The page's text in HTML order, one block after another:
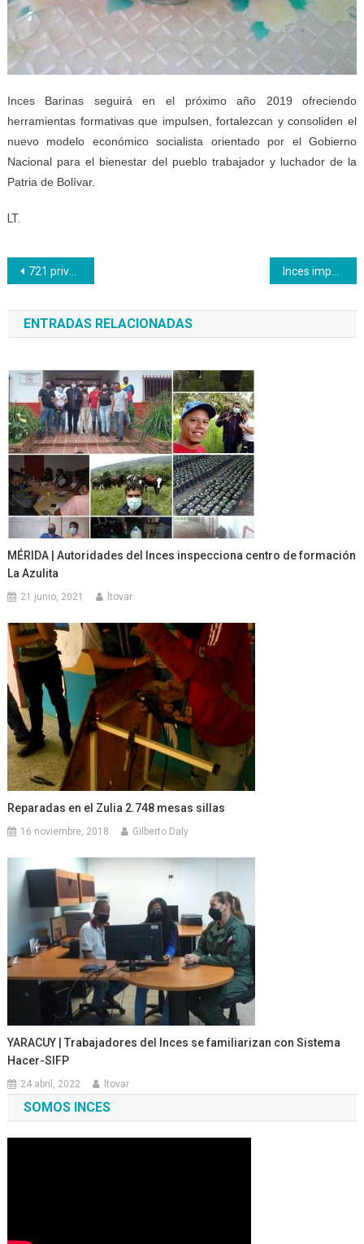
Inces Barinas seguirá en el próximo año 2019 ofreciendo
herramientas formativas que impulsen, fortalezcan y consoliden el
nuevo modelo económico socialista orientado por el Gobierno
Nacional para el bienestar del pueblo trabajador y luchador de la
Patria de Bolívar.
LT.
Navegación
de
entradas
721 privados de libertad de Mérida se formaron en un oficio productivo
ENTRADAS RELACIONADAS
MÉRIDA | Autoridades del Inces inspecciona centro de formación
La Azulita
21 junio, 2021 ltovar
Reparadas en el Zulia 2.748 mesas sillas
16 noviembre, 2018 Gilberto Daly
YARACUY | Trabajadores del Inces se familiarizan con Sistema
Hacer-SIFP
24 abril, 2022 ltovar
SOMOS INCES